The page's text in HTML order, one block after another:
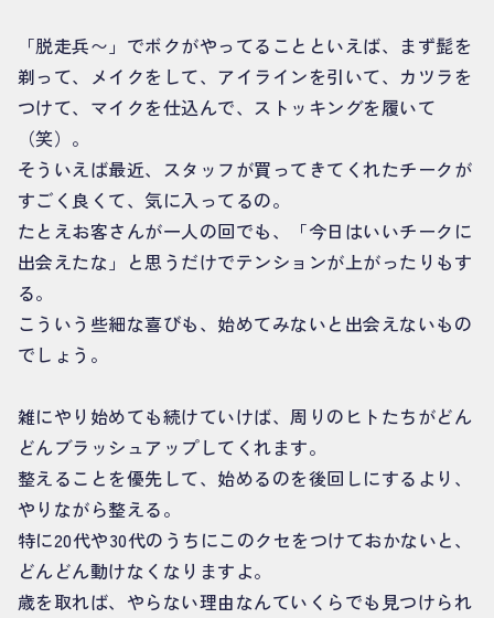
「脱走兵〜」でボクがやってることといえば、まず髭を
剃って、メイクをして、アイラインを引いて、カツラを
つけて、マイクを仕込んで、ストッキングを履いて
（笑）。
そういえば最近、スタッフが買ってきてくれたチークが
すごく良くて、気に入ってるの。
たとえお客さんが一人の回でも、「今日はいいチークに
出会えたな」と思うだけでテンションが上がったりもす
る。
こういう些細な喜びも、始めてみないと出会えないもの
でしょう。
雑にやり始めても続けていけば、周りのヒトたちがどん
どんブラッシュアップしてくれます。
整えることを優先して、始めるのを後回しにするより、
やりながら整える。
特に20代や30代のうちにこのクセをつけておかないと、
どんどん動けなくなりますよ。
歳を取れば、やらない理由なんていくらでも見つけられ